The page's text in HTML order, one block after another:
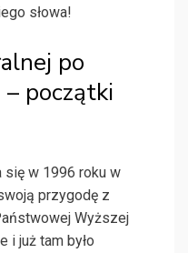
słowa!
po
początki
się w 1996 roku w
przygodę z
Wyższej
i już tam było